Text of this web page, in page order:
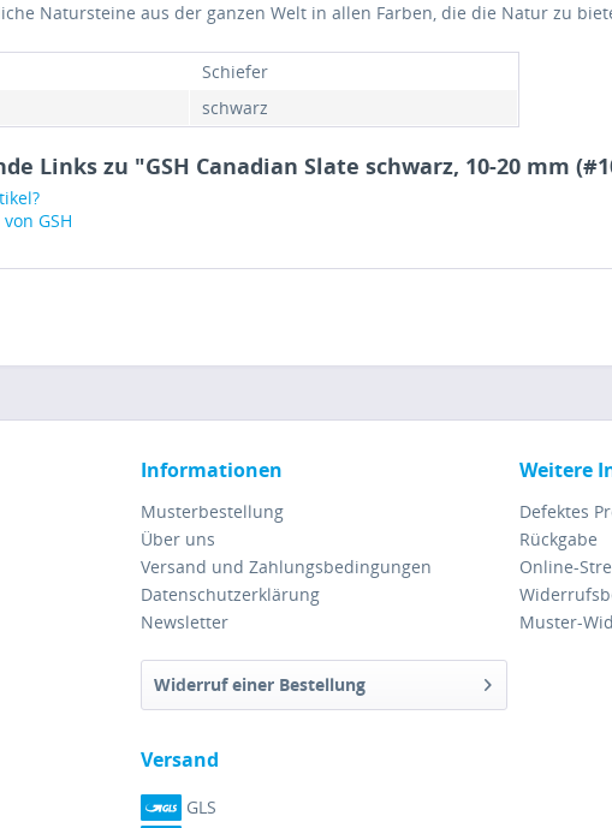
Natursteine aus der ganzen Welt in allen Farben, die die Natur zu
Schiefer
schwarz
Links zu "GSH Canadian Slate schwarz, 10-20 mm
GSH
Informationen
Musterbestellung
Über uns
Versand und Zahlungsbedingungen
Datenschutzerklärung
Newsletter
Widerruf einer Bestellung
Weitere
Defektes
Rückgabe
Online-
Muster-
Versand
GLS